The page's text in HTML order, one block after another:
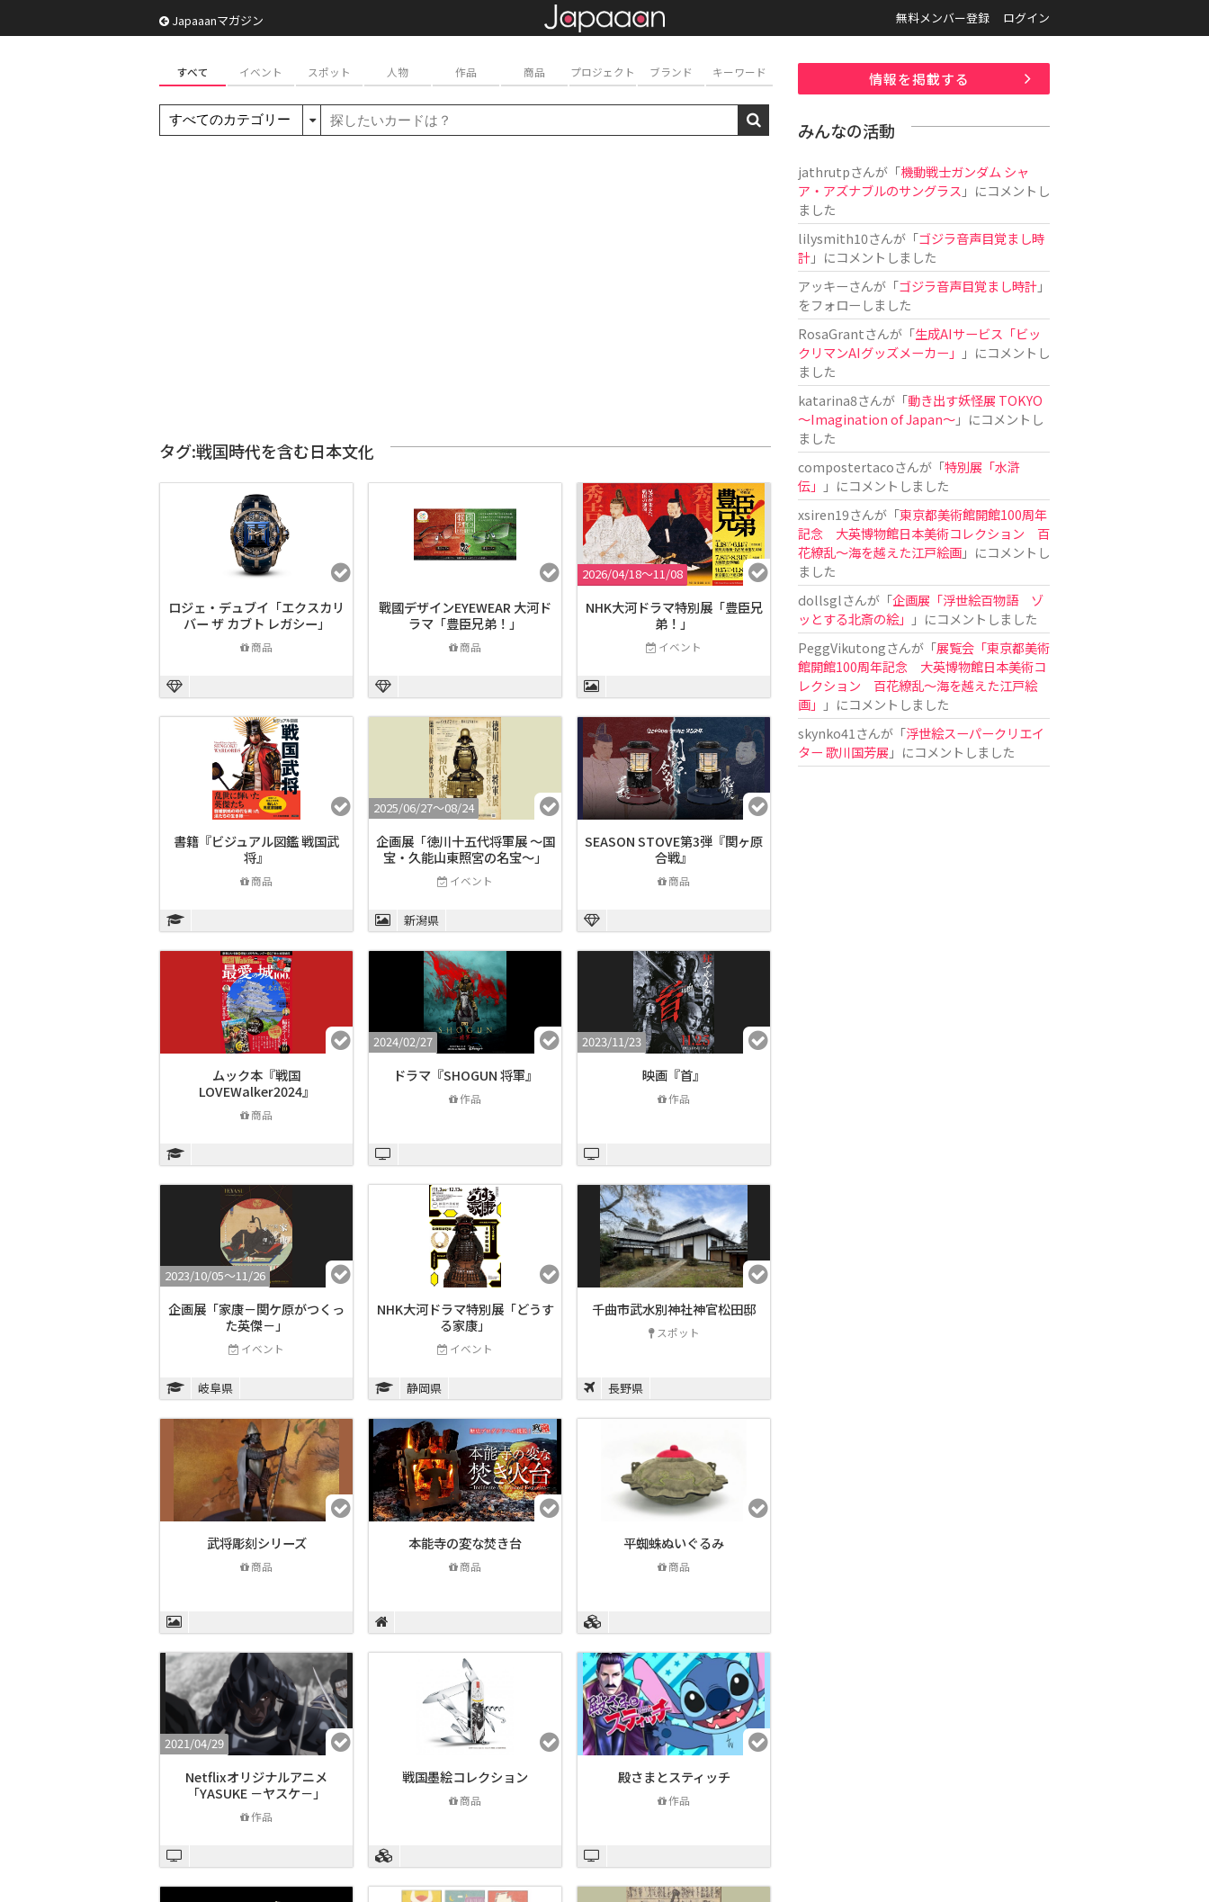
Japaaanマガジン 無料メンバー登録 ログイン
すべて イベント スポット 人物 作品 商品 プロジェクト ブランド キーワード
タグ:戦国時代を含む日本文化
ロジェ・デュブイ「エクスカリ
バー ザ カブト レガシー」
商品
戰國デザインEYEWEAR 大河ド
ラマ「豊臣兄弟！」
商品
2026/04/18〜11/08
NHK大河ドラマ特別展「豊臣兄
弟！」
イベント
書籍『ビジュアル図鑑 戦国武
将』
商品
2025/06/27〜08/24
企画展「徳川十五代将軍展 ～国
宝・久能山東照宮の名宝～」
イベント
新潟県
SEASON STOVE第3弾『関ヶ原
合戦』
商品
ムック本『戦国
LOVEWalker2024』
商品
2024/02/27
ドラマ『SHOGUN 将軍』
作品
2023/11/23
映画『首』
作品
2023/10/05〜11/26
企画展「家康－関ケ原がつくっ
た英傑－」
イベント
岐阜県
NHK大河ドラマ特別展「どうす
る家康」
イベント
静岡県
千曲市武水別神社神官松田邸
スポット
長野県
武将彫刻シリーズ
商品
本能寺の変な焚き台
商品
平蜘蛛ぬいぐるみ
商品
2021/04/29
Netflixオリジナルアニメ
「YASUKE －ヤスケ－」
作品
戦国墨絵コレクション
商品
殿さまとスティッチ
作品
情報を掲載する
みんなの活動
jathrutpさんが「機動戦士ガンダム シャ
ア・アズナブルのサングラス 」にコメントし
ました
lilysmith10さんが「ゴジラ音声目覚まし時
計」にコメントしました
アッキーさんが「ゴジラ音声目覚まし時計」
をフォローしました
RosaGrantさんが「生成AIサービス「ビッ
クリマンAIグッズメーカー」
」にコメントし
ました
katarina8さんが「動き出す妖怪展 TOKYO
〜Imagination of Japan〜」にコメントし
ました
compostertacoさんが「特別展「水滸
伝」
」にコメントしました
xsiren19さんが「東京都美術館開館100周年
記念 大英博物館日本美術コレクション 百
花繚乱～海を越えた江戸絵画」にコメントし
ました
dollsglさんが「企画展「浮世絵百物語 ゾ
ッとする北斎の絵」
」にコメントしました
PeggVikutongさんが「展覧会「東京都美術
館開館100周年記念 大英博物館日本美術コ
レクション 百花繚乱〜海を越えた江戸絵
画」
」にコメントしました
skynko41 さんが「浮世絵スーパークリエイ
ター 歌川国芳展 」にコメントしました